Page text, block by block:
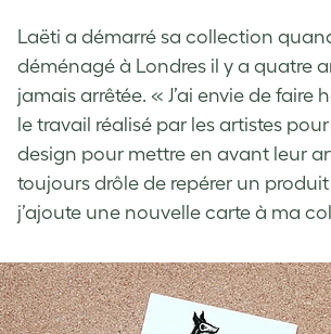
Laëti a démarré sa collection
déménagé à Londres il y a quatre
jamais arrêtée. « J’ai envie de faire
le travail réalisé par les artistes
design pour mettre en avant leur
toujours drôle de repérer un
j’ajoute une nouvelle carte à ma